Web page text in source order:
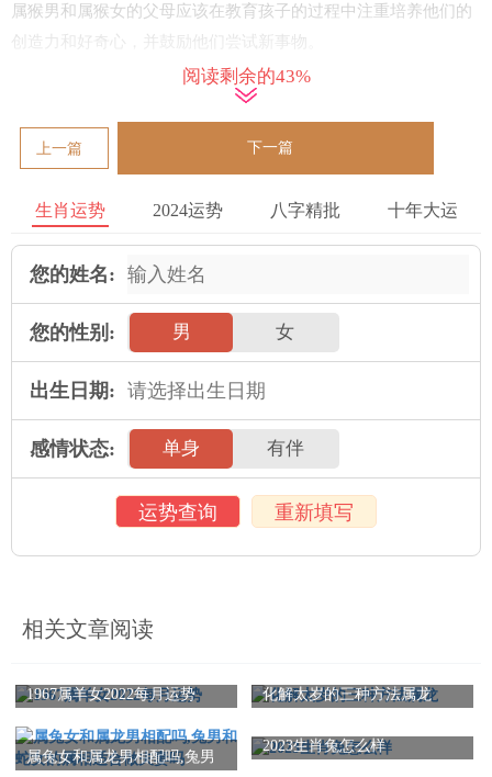
属猴男和属猴女的父母应该在教育孩子的过程中注重培养他们的
创造力和好奇心，并鼓励他们尝试新事物。
四、解决冲突方式
他们可以通过了解对方的想法、情感和意图来减少这些冲突。他
们能够使用自己的机智智慧和幽默感来解决矛盾。
自己的口才和说服力，使对方理解他们的观点。在婚姻中，他们
也需要注意言行之间的平衡，不要太过任性和妄想。
五、总结
属猴男和属猴女的婚姻需要相互尊重、理解和支持才能成功。尽
管在婚后，他们会面临许多挑战，如个人的兴趣爱好、自由自主
性、家庭教育和解决冲突方式，但只要他们注重沟通和理解，就
能维持一个幸福的婚姻。
属虎人2025年全年运势详解 属兔人2025年全年运势详解
属龙人2025年全年运势详解 属蛇人2025年全年运势详解
阅读剩余的43%
上一篇 下一篇
生肖运势 2024运势 八字精批 十年大运
您的姓名:
您的性别: 男 女
出生日期:
感情状态: 单身 有伴
运势查询 重新填写
相关文章阅读
1967属羊女2022每月运势 化解太岁的三种方法属龙
属兔女和属龙男相配吗,兔男
2023生肖兔怎么样